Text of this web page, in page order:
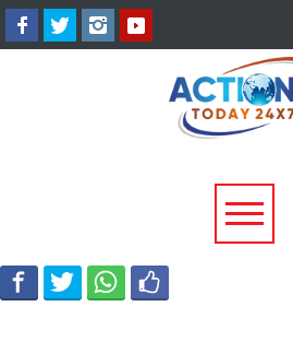
श्रीनगर में किराये के कमरे में मिला
बीए छात्र का शव, आत्महत्या की
आशंका; पुलिस जांच में जुटी